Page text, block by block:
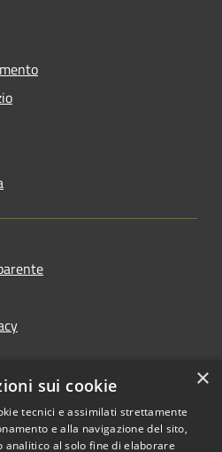
×
sui cookie
tecnici e assimilati strettamente
e alla navigazione del sito,
analitico al solo fine di elaborare